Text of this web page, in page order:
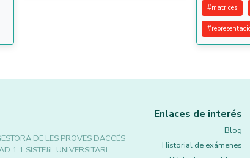
#matrices
#
DE LES PROVES DACCÉS
1 1 SISTEJiL UNIVERSITARI
Enlaces de interés
Blog
Historial de exámenes